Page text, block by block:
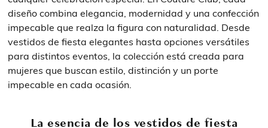
diseño combina elegancia, modernidad y una confección
impecable que realza la figura con naturalidad. Desde
vestidos de fiesta elegantes hasta opciones versátiles
para distintos eventos, la colección está creada para
mujeres que buscan estilo, distinción y un porte
impecable en cada ocasión.
La esencia de los vestidos de fiesta